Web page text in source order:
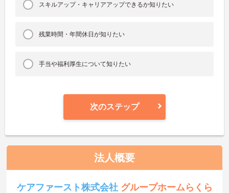
スキルアップ・キャリアアップできるか知りたい
残業時間・年間休日が知りたい
手当や福利厚生について知りたい
次のステップ
法人概要
ケアファースト株式会社 グループホームらくら